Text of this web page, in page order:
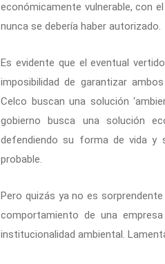
económicamente vulnerable, con
nunca se debería haber autorizado.
Es evidente que el eventual
imposibilidad de garantizar
Celco buscan una solución
gobierno busca una solución
defendiendo su forma de vida y
probable.
Pero quizás ya no es
comportamiento de una
institucionalidad ambiental.